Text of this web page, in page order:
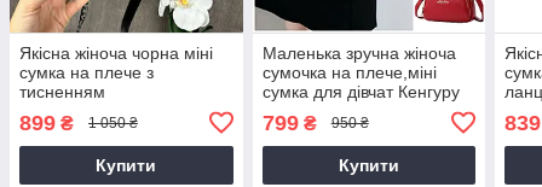
Якісна жіноча чорна міні
сумка на плече з
тисненням
899 ₴ 1 050 ₴
Купити
Маленька зручна жіноча
сумочка на плече,міні
сумка для дівчат Кенгуру
799₴ 950 ₴
Купити
839